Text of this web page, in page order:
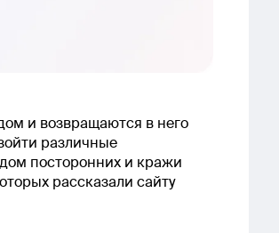
и возвращаются в него
различные
посторонних и кражи
рассказали сайту